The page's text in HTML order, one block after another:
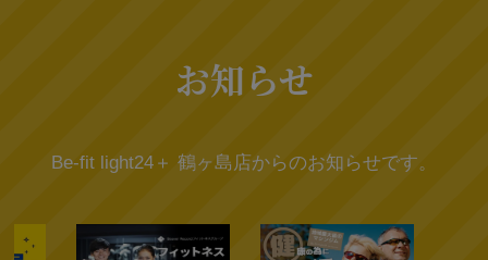
お知らせ
Be-fit light24＋ 鶴ヶ島店からのお知らせです。